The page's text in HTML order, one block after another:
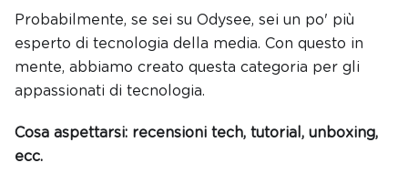
Probabilmente, se sei su Odysee, sei un po' più
esperto di tecnologia della media. Con questo in
mente, abbiamo creato questa categoria per gli
appassionati di tecnologia.
Cosa aspettarsi: recensioni tech, tutorial, unboxing,
ecc.